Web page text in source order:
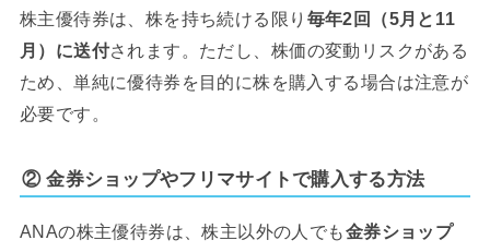
株主優待券は、株を持ち続ける限り 毎年2回（5月と11
月）に送付されます。ただし、株価の変動リスクがある
ため、単純に優待券を目的に株を購入する場合は注意が
必要です。
② 金券ショップやフリマサイトで購入する方法
ANAの株主優待券は、株主以外の人でも金券ショップ